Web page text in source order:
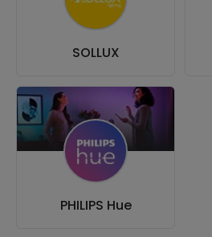
SOLLUX
PHILIPS Hue